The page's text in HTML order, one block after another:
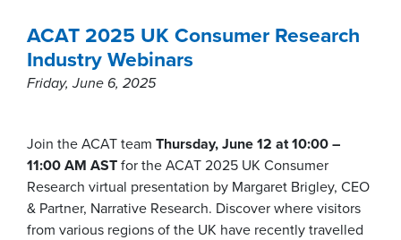
ACAT 2025 UK Consumer Research
Industry Webinars
Friday, June 6, 2025
Join the ACAT team Thursday, June 12 at 10:00 –
11:00 AM AST for the ACAT 2025 UK Consumer
Research virtual presentation by Margaret Brigley, CEO
& Partner, Narrative Research. Discover where visitors
from various regions of the UK have recently travelled